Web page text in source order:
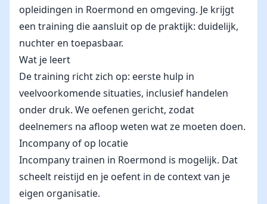
opleidingen in Roermond en omgeving. Je krijgt
een training die aansluit op de praktijk: duidelijk,
nuchter en toepasbaar.
Wat je leert
De training richt zich op: eerste hulp in
veelvoorkomende situaties, inclusief handelen
onder druk. We oefenen gericht, zodat
deelnemers na afloop weten wat ze moeten doen.
Incompany of op locatie
Incompany trainen in Roermond is mogelijk. Dat
scheelt reistijd en je oefent in de context van je
eigen organisatie.